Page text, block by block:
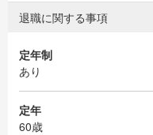
退職に関する事項
定年制
あり
定年
60歳